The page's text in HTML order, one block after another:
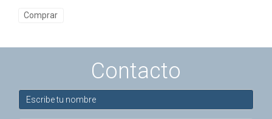
también una mejora tangible en su día a día.
Si necesitas vender o comprar en Barcelona contáctame
enseguida y hablamos.
Comprar
Contacto